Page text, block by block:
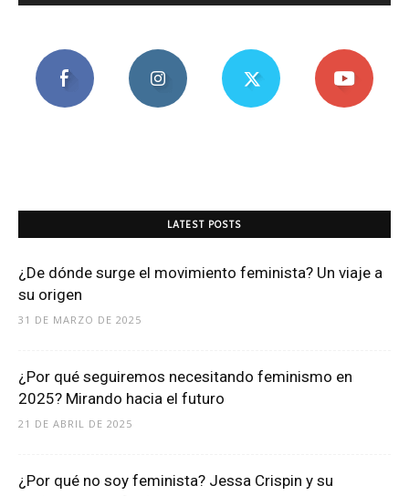
LATEST POSTS
¿De dónde surge el movimiento feminista? Un viaje a
su origen
31 DE MARZO DE 2025
¿Por qué seguiremos necesitando feminismo en
2025? Mirando hacia el futuro
21 DE ABRIL DE 2025
¿Por qué no soy feminista? Jessa Crispin y su